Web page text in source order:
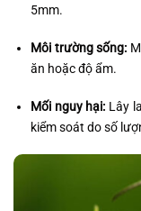
5mm.
Môi trường sống:
ăn hoặc độ ẩm.
Mối nguy hại: Lây
kiểm soát do số